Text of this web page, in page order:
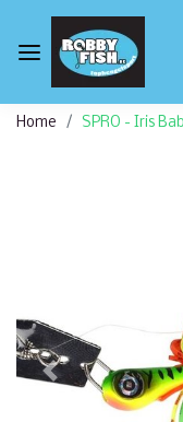
Home SPRO - Iris
Vorige